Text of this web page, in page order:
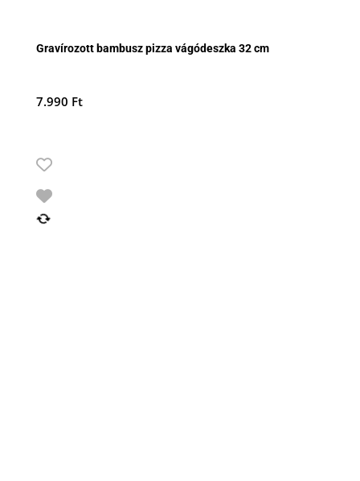
Gravírozott bambusz pizza vágódeszka 32 cm
7.990 Ft